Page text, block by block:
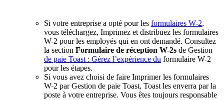
Si votre entreprise a opté pour les formulaires W-2,
vous téléchargez, Imprimez et distribuez les formulaires
W-2 pour les employés qui en ont demandé. Consultez
la section Formulaire de réception W-2s de Gestion
de paie Toast : Gérez l’expérience du formulaire W-2
pour les étapes.
Si vous avez choisi de faire Imprimer les formulaires
W-2 par Gestion de paie Toast, Toast les enverra par la
poste à votre entreprise. Vous êtes toujours responsable